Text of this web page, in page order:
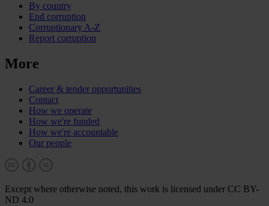
By country
End corruption
Corruptionary A-Z
Report corruption
More
Career & tender opportunities
Contact
How we operate
How we're funded
How we're accountable
Our people
Except where otherwise noted, this work is licensed under CC BY-
ND 4.0